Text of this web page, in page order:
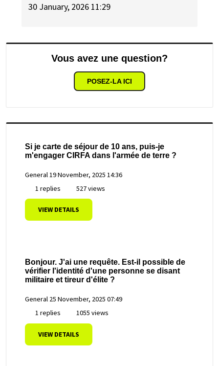
30 January, 2026 11:29
Vous avez une question?
POSEZ-LA ICI
Si je carte de séjour de 10 ans, puis-je
m'engager CIRFA dans l'armée de terre ?
General19 November, 2025 14:36
1 replies
527 views
VIEW DETAILS
Bonjour. J'ai une requête. Est-il possible de
vérifier l'identité d'une personne se disant
militaire et tireur d'élite ?
General 25 November, 2025 07:49
1 replies
1055 views
VIEW DETAILS